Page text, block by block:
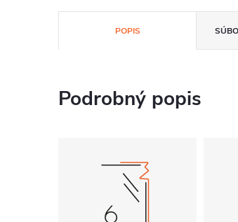
POPIS
Podrobný popis